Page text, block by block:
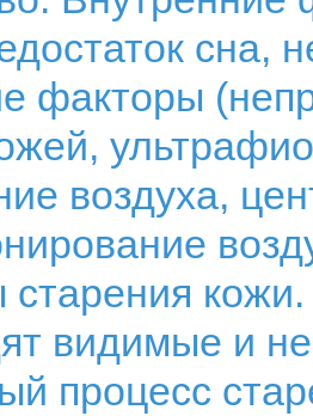
сна,
факторы
воздуха,
старения
видимые и
процесс